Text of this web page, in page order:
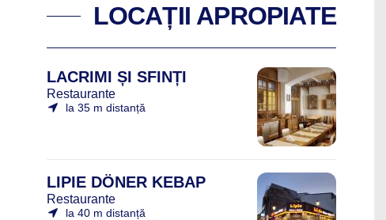
LOCAȚII APROPIATE
LACRIMI ȘI SFINȚI
Restaurante
la 35 m distanță
LIPIE DÖNER KEBAP
Restaurante
la 40 m distanță